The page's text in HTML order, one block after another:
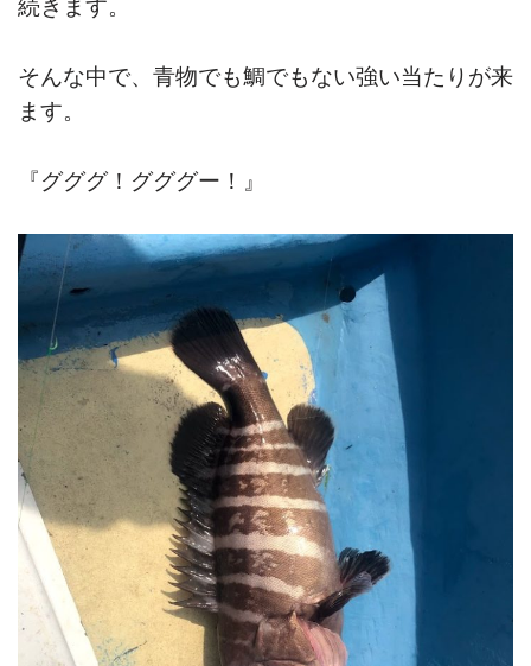
続きます。
そんな中で、青物でも鯛でもない強い当たりが来
ます。
『グググ！グググー！』